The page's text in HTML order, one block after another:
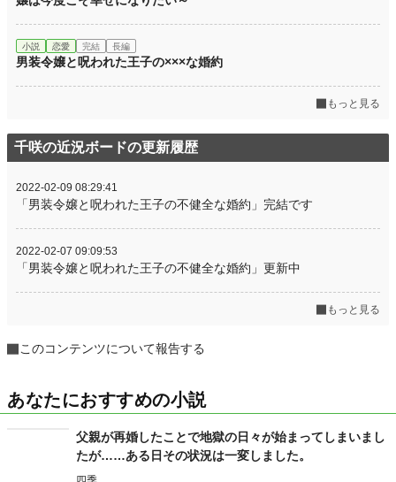
小説 恋愛 完結 長編
男装令嬢と呪われた王子の×××な婚約
もっと見る
千咲の近況ボードの更新履歴
2022-02-09 08:29:41
「男装令嬢と呪われた王子の不健全な婚約」完結です
2022-02-07 09:09:53
「男装令嬢と呪われた王子の不健全な婚約」更新中
もっと見る
このコンテンツについて報告する
あなたにおすすめの小説
父親が再婚したことで地獄の日々が始まってしまいまし
たが……ある日その状況は一変しました。